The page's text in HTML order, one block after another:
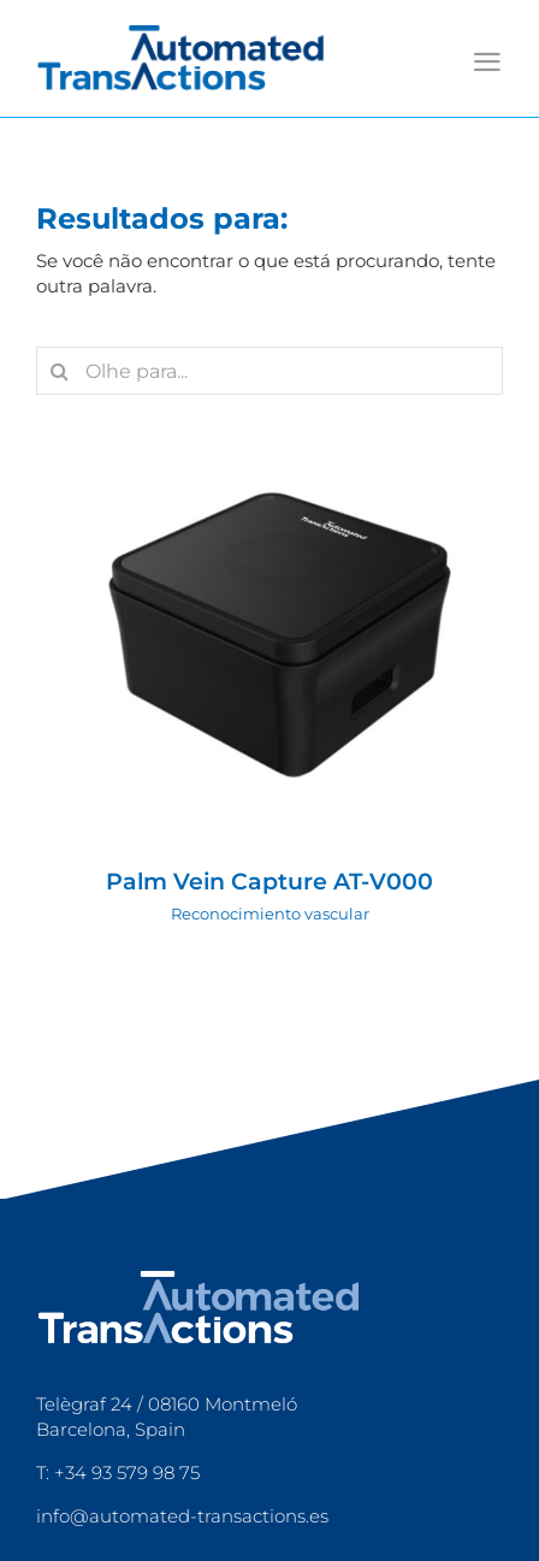
content
Resultados para:
Se você não encontrar o que está procurando, tente
outra palavra.
Search
for:
Palm Vein Capture AT-V000
Reconocimiento vascular
Palm Vein Capture AT-V000
Reconocimiento vascular
Telègraf 24 / 08160 Montmeló
Barcelona, Spain
T: +34 93 579 98 75
info@automated-transactions.es